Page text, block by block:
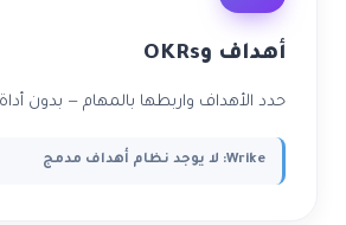
أهداف وOKRs
حدد الأهداف واربطها بالمهام — بدون
Wrike: لا يوجد نظام أهداف مدمج